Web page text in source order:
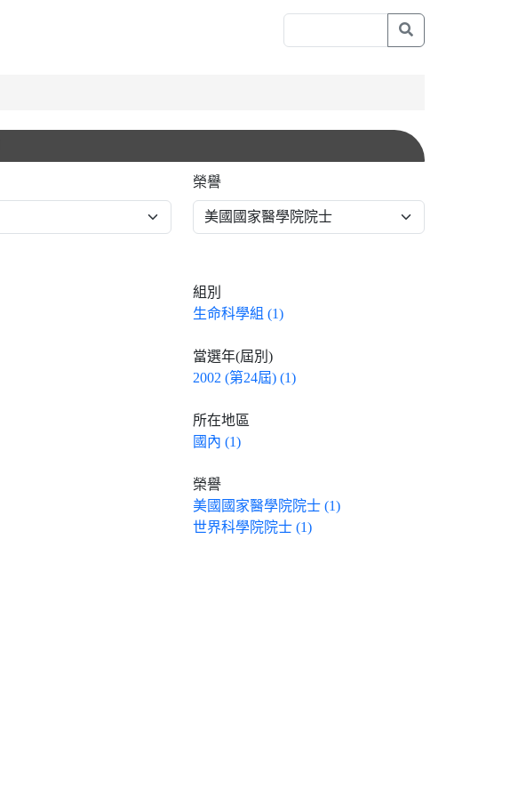
榮譽
組別
生命科學組 (1)
當選年(屆別)
2002 (第24屆) (1)
所在地區
國內 (1)
榮譽
美國國家醫學院院士 (1)
世界科學院院士 (1)